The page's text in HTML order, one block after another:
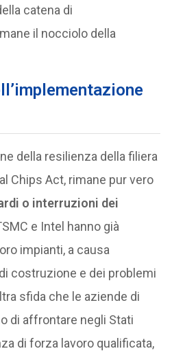
catena di
il nocciolo della
della resilienza della filiera
Chips Act, rimane pur vero
o interruzioni dei
e Intel hanno già
impianti, a causa
costruzione e dei problemi
sfida che le aziende di
di affrontare negli Stati
di forza lavoro qualificata,